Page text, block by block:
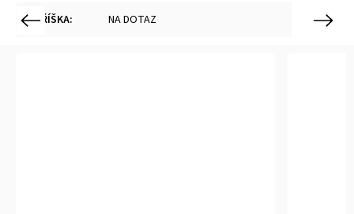
STŘÍŠKA: NA DOTAZ
Previous Next